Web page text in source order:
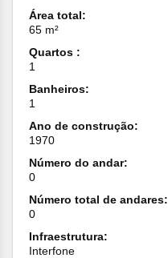
Área total:
65 m²
Quartos :
1
Banheiros:
1
Ano de construção:
1970
Número do andar:
0
Número total de andares:
0
Infraestrutura:
Interfone